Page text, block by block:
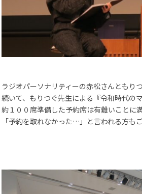
ラジオパーソナリティーの赤松さんともり
続いて、もりつぐ先生による『令和時代の
約１００席準備した予約席は有難いことに
「予約を取れなかった…」と言われる方も